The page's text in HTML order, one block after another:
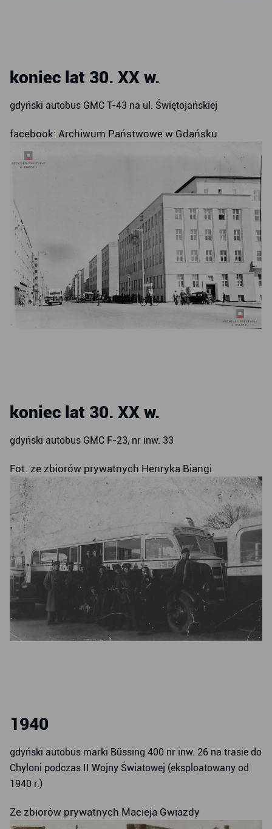
koniec lat 30. XX w.
gdyński autobus GMC T-43 na ul. Świętojańskiej
facebook: Archiwum Państwowe w Gdańsku
koniec lat 30. XX w.
gdyński autobus GMC F-23, nr inw. 33
Fot. ze zbiorów prywatnych Henryka Biangi
1940
gdyński autobus marki Büssing 400 nr inw. 26 na trasie do
Chyloni podczas II Wojny Światowej (eksploatowany od
1940 r.)
Ze zbiorów prywatnych Macieja Gwiazdy